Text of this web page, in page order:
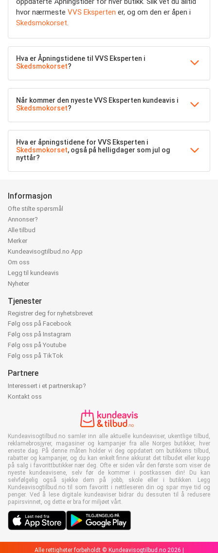
hvor nærmeste VVS Eksperten er, og om den er åpen i
Skedsmokorset.
Hva er Åpningstidene til VVS Eksperten i
Skedsmokorset?
Når kommer den nyeste VVS Eksperten kundeavis i
Skedsmokorset?
Hva er åpningstidene for VVS Eksperten i
Skedsmokorset, også på helligdager som jul og
nyttår?
Informasjon
Ofte stilte spørsmål
Annonser?
Alle tilbud
Merker
Kundeavisogtilbud.no App
Om oss
Legg til kundeavis
Nyheter
Tjenester
Registrer deg for nyhetsbrevet
Følg oss på Facebook
Følg oss på Instagram
Følg oss på Youtube
Følg oss på TikTok
Partnere
Interessert i et partnerskap?
Kontakt oss
Kundeavisogtilbud.no samler inn alle aktuelle kundeaviser, ukentlige tilbud,
reklamebrosjyrer, magasiner og kampanjer fra alle Norges butikker, hver
eneste dag. På denne måten holder vi deg oppdatert om butikkens tilbud,
rabatter og kampanjer, og du kan enkelt finne akkurat det tilbudet eller kupp
på salg i favorittbutikker nær deg. Ofte er siden vår den første som viser de
nyeste kundeavisene, selv før de kommer i postkassen din! Du kan
selvfølgelig også sjekke dem på jobb, skole eller i butikken. Legg
Kundeavisogtilbud.no til som favoritt i nettleseren din og spar mye tid og
penger. Ved å lese digitale kundeaviser bidrar du dessuten til å redusere
papirsvinnet, og dette er bra for miljøet vårt.
Alle rettigheter forbeholdt © Kundeavisogtilbud.no 2026 |